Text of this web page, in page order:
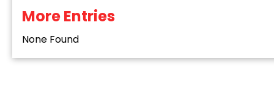
Alternative:
More Entries
None Found